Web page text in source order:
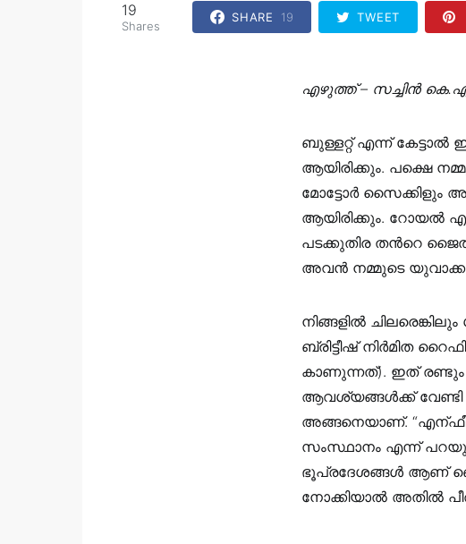
19
Shares
SHARE 19 TWEET
എഴുത്ത് – സച്ചിൻ
ബുള്ളറ്റ് എന്ന്
ആയിരിക്കും. പക്ഷെ
മോട്ടോര്‍ സൈക്കിളും
ആയിരിക്കും. റോയല്‍
പടക്കുതിര തന്‍റെ
അവന്‍ നമ്മുടെ
നിങ്ങളില്‍
ബ്രിട്ടീഷ് നിര്‍മിത
കാണുന്നത്). ഇത് രണ്ടും
ആവശ്യങ്ങള്‍ക്ക്
അങ്ങനെയാണ്.
സംസ്ഥാനം എന്ന്
ഭൂപ്രദേശങ്ങള്‍ ആണ്
നോക്കിയാല്‍ അതില്‍